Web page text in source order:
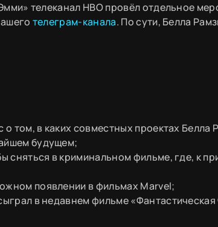
телеканал HBO провёл отдельное
телеграм-канала. По сути, Белла
о том, в каких совместных проектах Белла
будущем;
сняться в криминальном фильме, где, к
появлении в фильмах Marvel;
в недавнем фильме